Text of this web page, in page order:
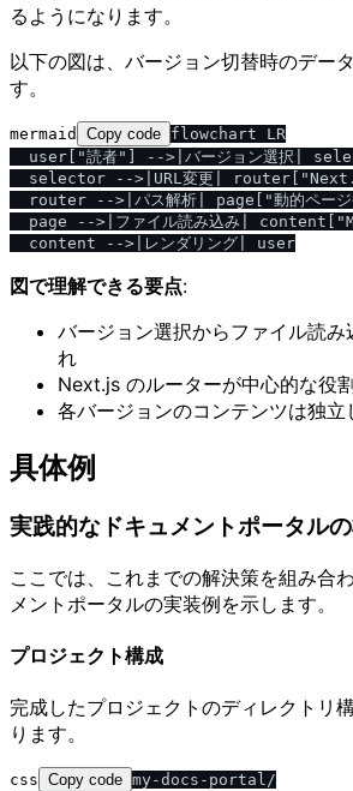
るようになります。
以下の図は、バージョン切替時のデー
す。
mermaid Copy code flowchart LR
user["読者"] -->|バージョン選択|
selector -->|URL変更|
router -->|パス解析| page["動的ペ
page -->|ファイル読み込み|
図で理解できる要点:
バージョン選択からファイル読
れ
Next.js のルーターが中心的な役
各バージョンのコンテンツは独立
具体例
実践的なドキュメントポータル
ここでは、これまでの解決策を組み合
メントポータルの実装例を示します。
プロジェクト構成
完成したプロジェクトのディレクトリ
ります。
css Copy code my-docs-portal/